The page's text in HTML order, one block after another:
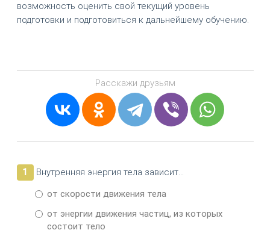
возможность оценить свой текущий уровень
подготовки и подготовиться к дальнейшему обучению.
Расскажи друзьям
1
Внутренняя энергия тела зависит...
от скорости движения тела
от энергии движения частиц, из которых
состоит тело